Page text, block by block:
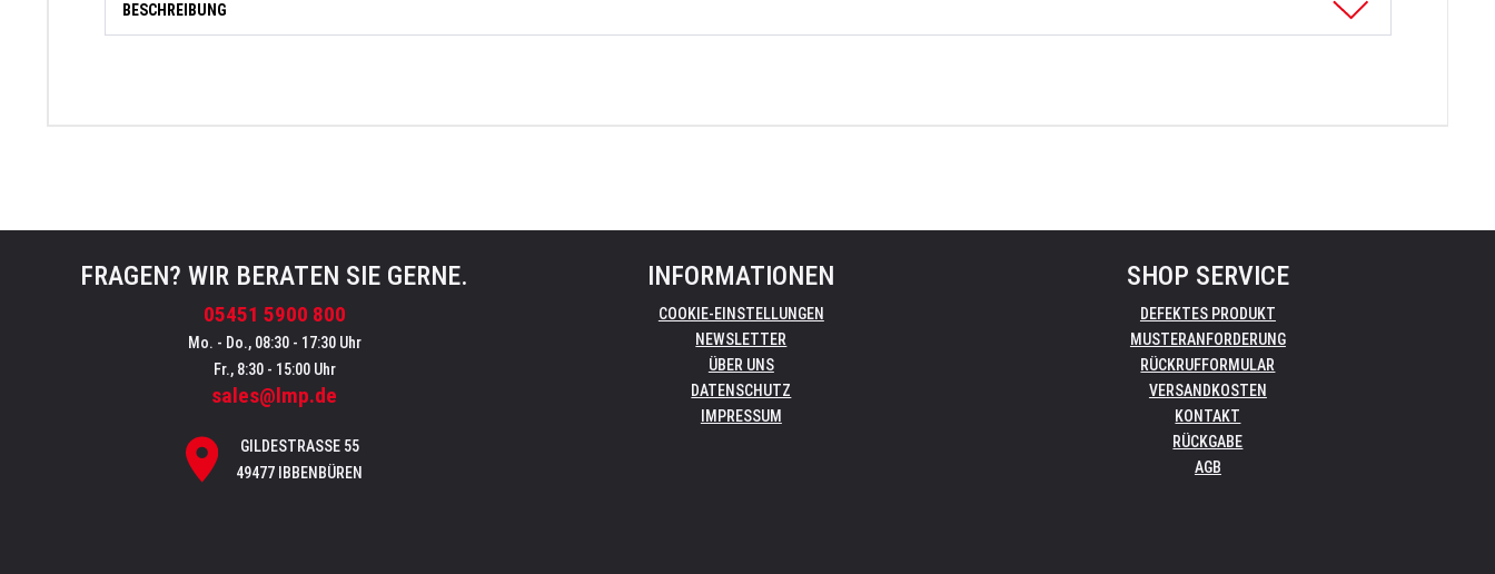
BESCHREIBUNG
FRAGEN? WIR BERATEN SIE GERNE.
05451 5900 800
Mo. - Do., 08:30 - 17:30 Uhr
Fr., 8:30 - 15:00 Uhr
sales@lmp.de
GILDESTRASSE 55
49477 IBBENBÜREN
INFORMATIONEN
COOKIE-EINSTELLUNGEN
NEWSLETTER
ÜBER UNS
DATENSCHUTZ
IMPRESSUM
SHOP SERVICE
DEFEKTES PRODUKT
MUSTERANFORDERUNG
RÜCKRUFFORMULAR
VERSANDKOSTEN
KONTAKT
RÜCKGABE
AGB